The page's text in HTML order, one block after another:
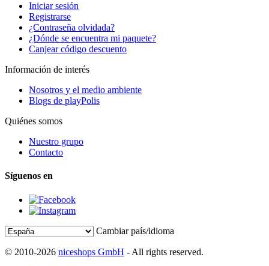
Iniciar sesión
Registrarse
¿Contraseña olvidada?
¿Dónde se encuentra mi paquete?
Canjear código descuento
Información de interés
Nosotros y el medio ambiente
Blogs de playPolis
Quiénes somos
Nuestro grupo
Contacto
Síguenos en
Cambiar país/idioma
© 2010-2026 niceshops GmbH - All rights reserved.